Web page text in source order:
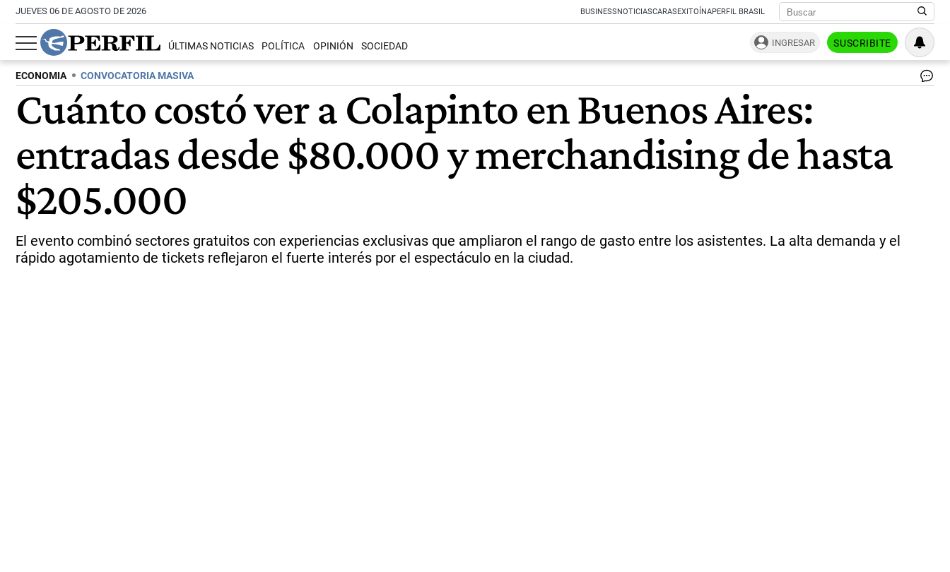
JUEVES 06 DE AGOSTO DE 2026 BUSINESSNOTICIASCARASEXITOÍNAPERFIL BRASIL
ÚLTIMAS NOTICIAS POLÍTICA OPINIÓN SOCIEDAD INGRESAR SUSCRIBITE
ECONOMIA CONVOCATORIA MASIVA
Cuánto costó ver a Colapinto en Buenos Aires:
entradas desde $80.000 y merchandising de hasta
$205.000
El evento combinó sectores gratuitos con experiencias exclusivas que ampliaron el rango de gasto entre los asistentes. La alta demanda y el
rápido agotamiento de tickets reflejaron el fuerte interés por el espectáculo en la ciudad.